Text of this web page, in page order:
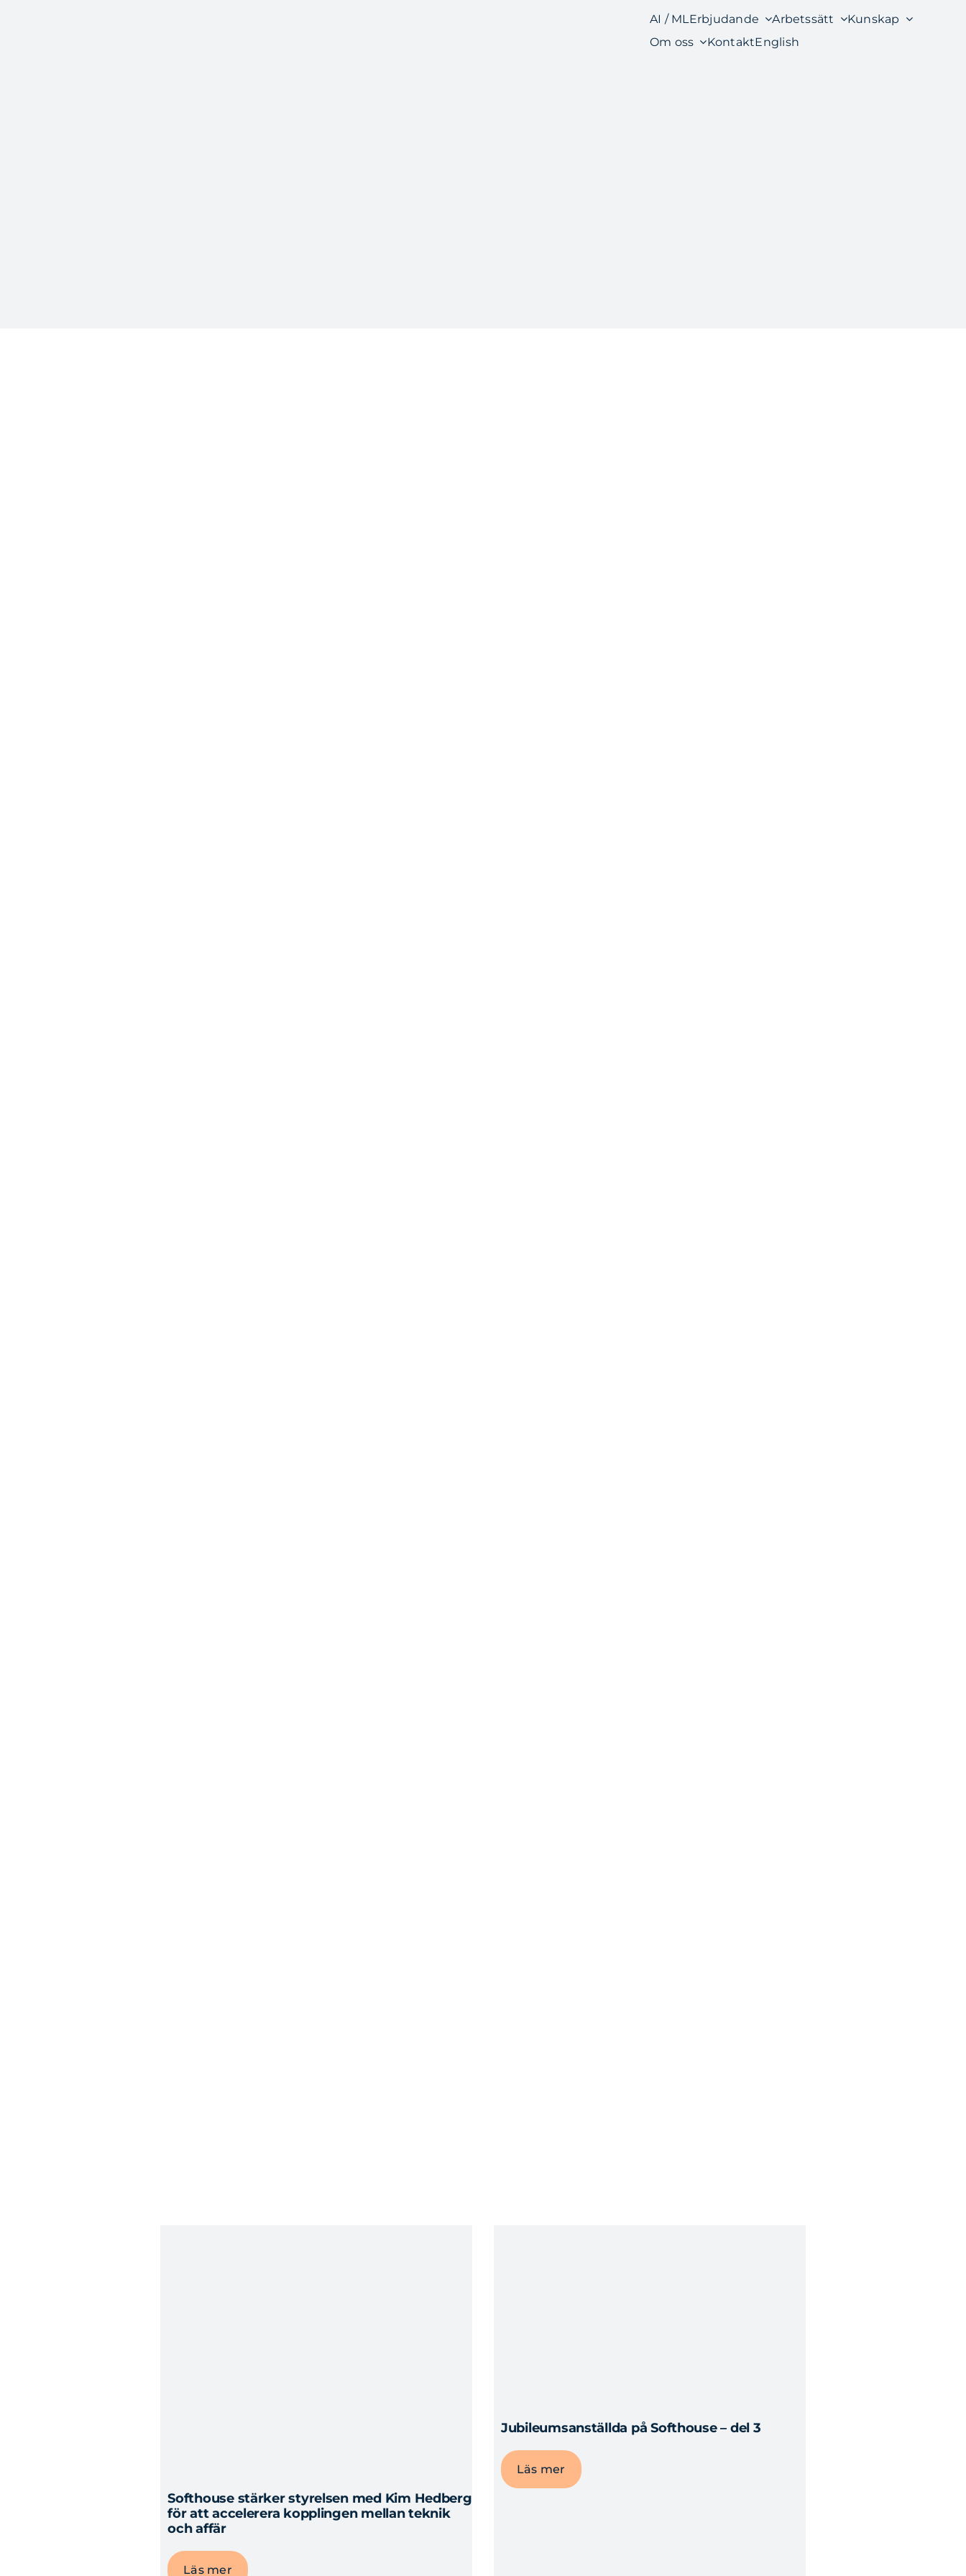
AI / ML Erbjudande Arbetssätt
Kunskap
Om oss
KontaktEnglish
Softhouse stärker styrelsen med Kim Hedberg
för att accelerera kopplingen mellan teknik
och affär
Läs mer
Jubileumsanställda på Softhouse – del 3
Läs mer